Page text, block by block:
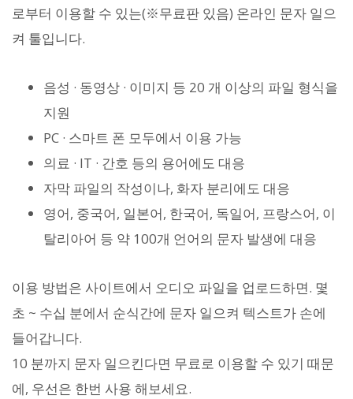
로부터 이용할 수 있는(※무료판 있음) 온라인 문자 일으
켜 툴입니다.
음성 · 동영상 · 이미지 등 20 개 이상의 파일 형식을
지원
PC · 스마트 폰 모두에서 이용 가능
의료 · IT · 간호 등의 용어에도 대응
자막 파일의 작성이나, 화자 분리에도 대응
영어, 중국어, 일본어, 한국어, 독일어, 프랑스어, 이
탈리아어 등 약 100개 언어의 문자 발생에 대응
이용 방법은 사이트에서 오디오 파일을 업로드하면. 몇
초 ~ 수십 분에서 순식간에 문자 일으켜 텍스트가 손에
들어갑니다.
10 분까지 문자 일으킨다면 무료로 이용할 수 있기 때문
에, 우선은 한번 사용 해보세요.